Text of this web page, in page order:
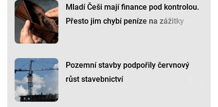
Mladí Češi mají finance pod kontrolou.
Přesto jim chybí peníze na zážitky
Pozemní stavby podpořily červnový
růst stavebnictví